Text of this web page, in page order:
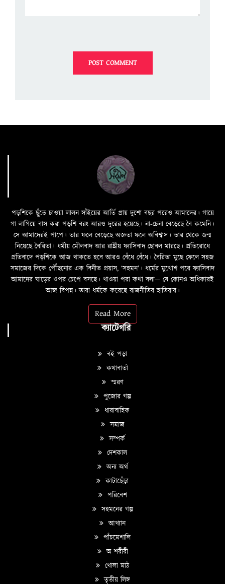
পড়শিকে ছুঁতে চাওয়া লালন সাঁইয়ের আর্তি প্রায় দুশো বছর পরেও আমাদের। গায়ে
গা লাগিয়ে বাস করা পড়শি বরং আরও দুরের হয়েছে। না-চেনা বেড়েছে বৈ কমেনি।
সে আমাদেরই পাপে। তার ফলে বেড়েছে অজ্ঞতা ফলে অবিশ্বাস। তার থেকে জন্ম
নিয়েছে বৈরিতা। ধর্মীয় মৌলবাদ আর রাষ্ট্রীয় ফ্যাসিবাদ ছোবল মারছে। প্রতিরোধে
প্রতিবাদে পড়শিকে আজ থাকতে হবে আরও বেঁধে বেঁধে। বৈরিতা মুছে ফেলে সহজ
সমাজের দিকে পৌঁছনোর এক বিনীত প্রয়াস, ‘সহমন’। ধর্মের মুখোশ পরে ফ্যাসিবাদ
আমাদের ঘাড়ের ওপর চেপে বসছে। খাওয়া পরা কথা বলা—­­ যে কোনও অধিকারই
আজ বিপন্ন। তারা ধর্মকে করেছে রাজনীতির হাতিয়ার।
Read More
ক্যাটেগরি
বই পড়া
কথাবার্তা
স্মরণ
পুজোর গল্প
ধারাবাহিক
সমাজ
সম্পর্ক
দেশকাল
অন্য অর্থ
কাটাছেঁড়া
পরিবেশ
সহমনের গল্প
আখ্যান
পাঁচমেশালি
অ-শরীরী
খোলা মাঠ
তৃতীয় লিঙ্গ